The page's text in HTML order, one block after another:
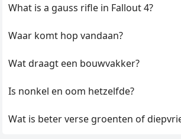
What is a gauss rifle in Fallout 4?
Waar komt hop vandaan?
Wat draagt een bouwvakker?
Is nonkel en oom hetzelfde?
Wat is beter verse groenten of